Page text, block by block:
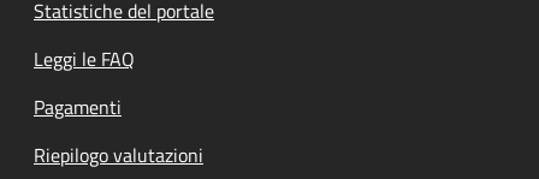
Statistiche del portale
Leggi le FAQ
Pagamenti
Riepilogo valutazioni